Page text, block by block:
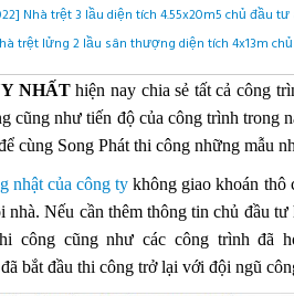
Nhà trệt 3 lầu diện tích 4.55x20m5 chủ đầu tư
trệt lửng 2 lầu sân thượng diện tích 4x13m
NHẤThiện nay chia sẻ tất cả công
cũng như tiến độ của công trình trong
cùng Song Phát thi công những mẫu
nhật của công ty không giao khoán thô
nhà. Nếu cần thêm thông tin chủ đầu
công cũng như các công trình đã
bắt đầu thi công trở lại với đội ngũ